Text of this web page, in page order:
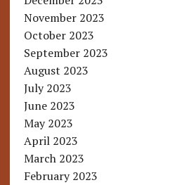
November 2023
October 2023
September 2023
August 2023
July 2023
June 2023
May 2023
April 2023
March 2023
February 2023